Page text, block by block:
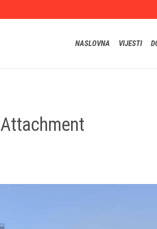
NASLOVNA VIJESTI
Attachment